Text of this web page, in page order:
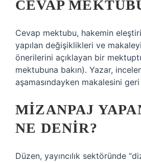
CEVAP
Cevap mektubu, hakemin
yapılan değişiklikleri ve
önerilerini açıklayan bir
mektubuna bakın). Yazar,
aşamasındayken makalesini
MIZANPAJ
NE DENIR?
Düzen, yayıncılık sektöründe